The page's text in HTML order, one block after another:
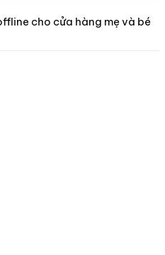
cho cửa hàng mẹ và bé